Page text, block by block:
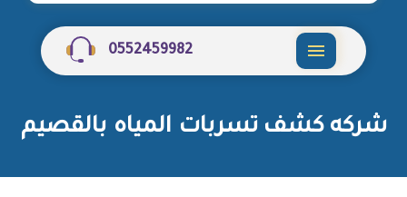
شركة
0552459982
شركه كشف تسربات المياه بالقصيم